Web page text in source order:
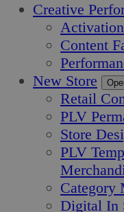
Creative
Activation
Content
New Store
Retail
PLV
Store
PLV
Category
Digital In